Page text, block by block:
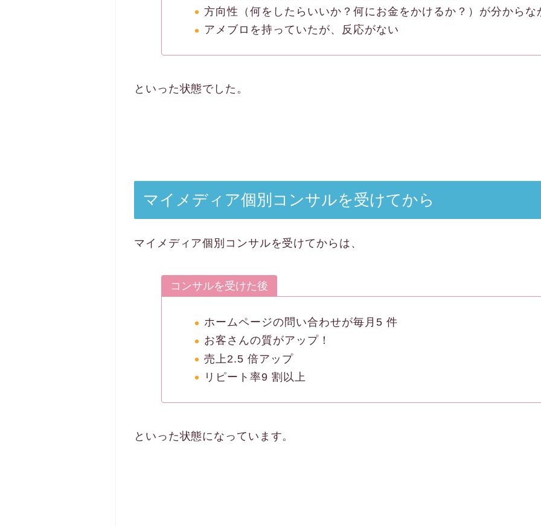
方向性（何をしたらいいか？何にお金をかけるか？）が分から
アメブロを持っていたが、反応がない
といった状態でした。
マイメディア個別コンサルを受けてから
マイメディア個別コンサルを受けてからは、
コンサルを受けた後
ホームページの問い合わせが毎月5 件
お客さんの質がアップ！
売上2.5 倍アップ
リピート率9 割以上
といった状態になっています。